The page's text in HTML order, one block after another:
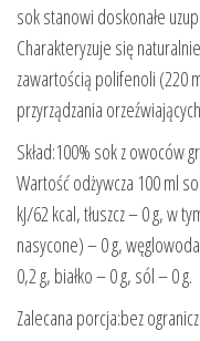
sok stanowi doskonałe
Charakteryzuje się
zawartością polifenoli (220
przyrządzania
Skład:100% sok z owoców
Wartość odżywcza 100 ml
kJ/62 kcal, tłuszcz – 0 g, w
nasycone) – 0 g,
0,2 g, białko – 0 g, sól – 0 g.
Zalecana porcja:bez